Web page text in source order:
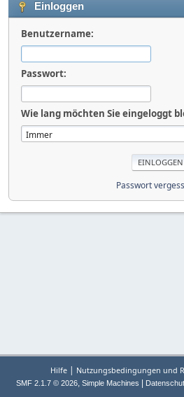
Einloggen
Benutzername:
Passwort:
Wie lang möchten Sie eingeloggt
Passwort
Hilfe | Nutzungsbedingungen und
SMF 2.1.7 © 2026, Simple Machines